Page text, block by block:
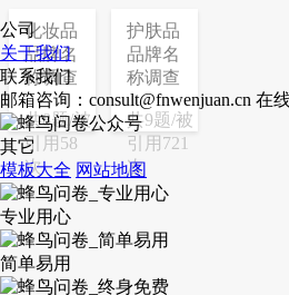
化妆品
品牌名
称调查
共8题/被
引用58
次
护肤品
品牌名
称调查
共9题/被
引用721
次
公司
关于我们
联系我们
邮箱咨询：consult@fnwenjuan.cn 在
其它
模板大全 网站地图
专业用心
简单易用